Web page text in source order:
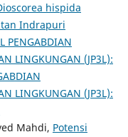
hispida
Indrapuri
PENGABDIAN
LINGKUNGAN (JP3L):
LINGKUNGAN (JP3L):
Mahdi, Potensi